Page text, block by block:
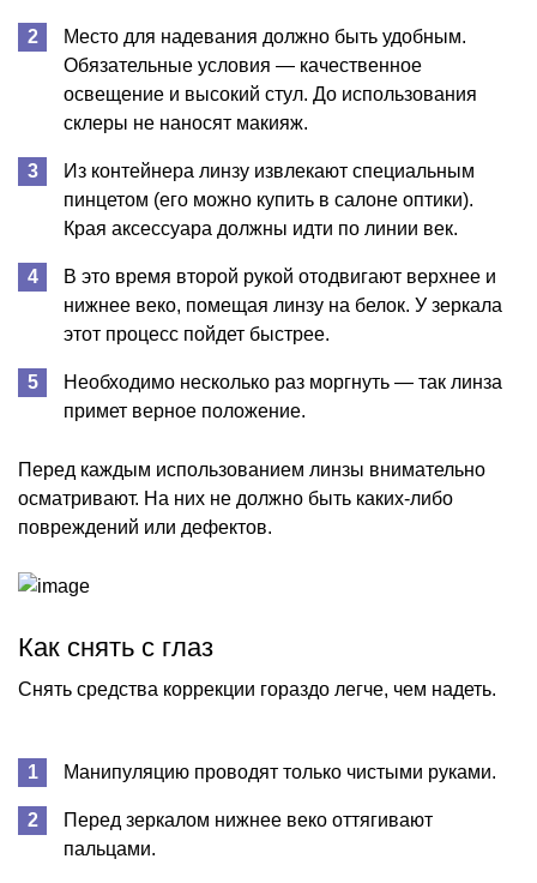
Место для надевания должно быть удобным.
Обязательные условия — качественное
освещение и высокий стул. До использования
склеры не наносят макияж.
Из контейнера линзу извлекают специальным
пинцетом (его можно купить в салоне оптики).
Края аксессуара должны идти по линии век.
В это время второй рукой отодвигают верхнее и
нижнее веко, помещая линзу на белок. У зеркала
этот процесс пойдет быстрее.
Необходимо несколько раз моргнуть — так линза
примет верное положение.
Перед каждым использованием линзы внимательно
осматривают. На них не должно быть каких-либо
повреждений или дефектов.
Как снять с глаз
Снять средства коррекции гораздо легче, чем надеть.
Манипуляцию проводят только чистыми руками.
Перед зеркалом нижнее веко оттягивают
пальцами.